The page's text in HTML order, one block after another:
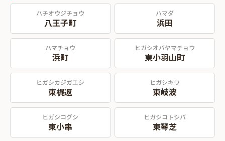
ハチオウジチョウ
八王子町
ハマダ
浜田
ハマチョウ
浜町
ヒガシオバヤマチョウ
東小羽山町
ヒガシカジガエシ
東梶返
ヒガシキワ
東岐波
ヒガシコグシ
東小串
ヒガシコトシバ
東琴芝